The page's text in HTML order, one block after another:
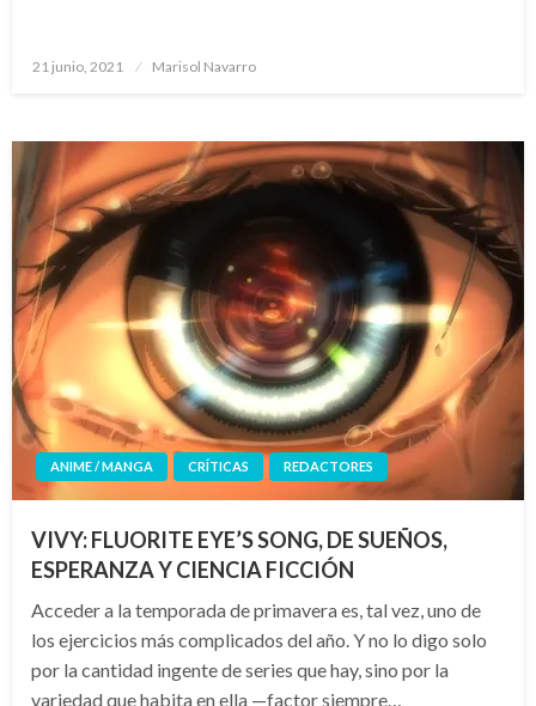
Publicado
21 junio, 2021 Marisol Navarro
ANIME / MANGA CRÍTICAS REDACTORES
VIVY: FLUORITE EYE’S SONG, DE SUEÑOS,
ESPERANZA Y CIENCIA FICCIÓN
Acceder a la temporada de primavera es, tal vez, uno de
los ejercicios más complicados del año. Y no lo digo solo
por la cantidad ingente de series que hay, sino por la
variedad que habita en ella —factor siempre…